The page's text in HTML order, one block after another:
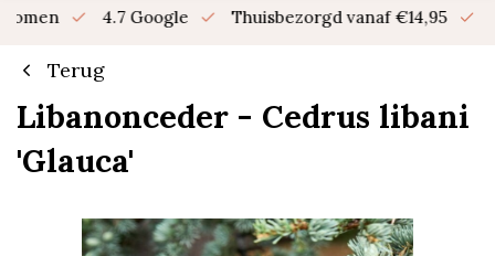
4.7 Google Thuisbezorgd vanaf €14,95
Terug
Libanonceder - Cedrus libani
'Glauca'